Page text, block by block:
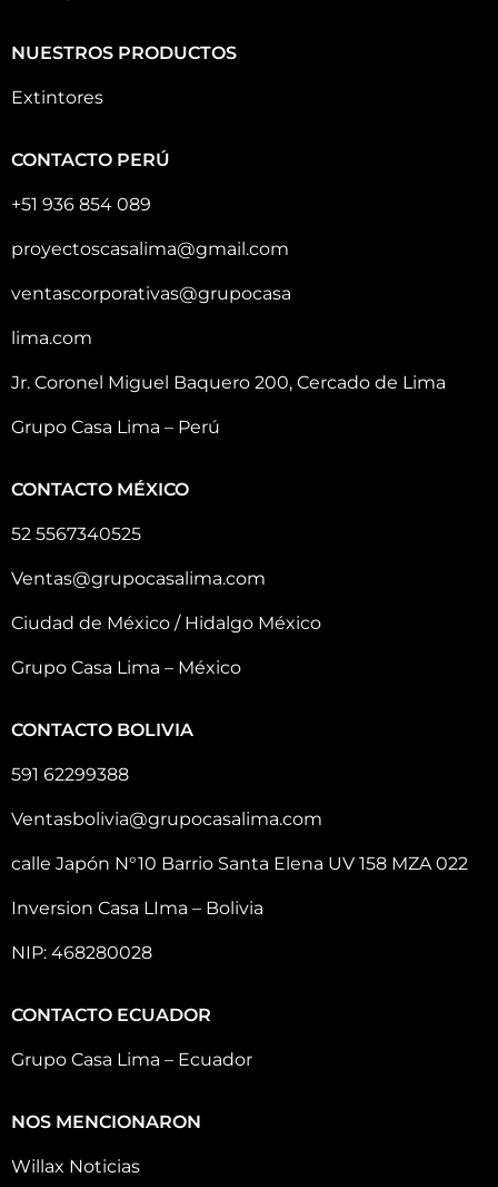
NUESTROS PRODUCTOS
Extintores
CONTACTO PERÚ
+51 936 854 089
proyectoscasalima@gmail.com
ventascorporativas@grupocasa
lima.com
Jr. Coronel Miguel Baquero 200, Cercado de Lima
Grupo Casa Lima – Perú
CONTACTO MÉXICO
52 5567340525
Ventas@grupocasalima.com
Ciudad de México / Hidalgo México
Grupo Casa Lima – México
CONTACTO BOLIVIA
591 62299388
Ventasbolivia@grupocasalima.com
calle Japón N°10 Barrio Santa Elena UV 158 MZA 022
Inversion Casa LIma – Bolivia
NIP: 468280028
CONTACTO ECUADOR
Grupo Casa Lima – Ecuador
NOS MENCIONARON
Willax Noticias